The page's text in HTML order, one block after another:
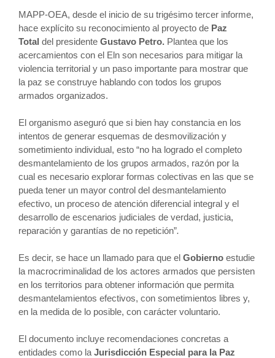
MAPP-OEA, desde el inicio de su trigésimo tercer informe,
hace explícito su reconocimiento al proyecto de Paz
Total del presidente Gustavo Petro. Plantea que los
acercamientos con el Eln son necesarios para mitigar la
violencia territorial y un paso importante para mostrar que
la paz se construye hablando con todos los grupos
armados organizados.
El organismo aseguró que si bien hay constancia en los
intentos de generar esquemas de desmovilización y
sometimiento individual, esto “no ha logrado el completo
desmantelamiento de los grupos armados, razón por la
cual es necesario explorar formas colectivas en las que se
pueda tener un mayor control del desmantelamiento
efectivo, un proceso de atención diferencial integral y el
desarrollo de escenarios judiciales de verdad, justicia,
reparación y garantías de no repetición”.
Es decir, se hace un llamado para que el Gobierno estudie
la macrocriminalidad de los actores armados que persisten
en los territorios para obtener información que permita
desmantelamientos efectivos, con sometimientos libres y,
en la medida de lo posible, con carácter voluntario.
El documento incluye recomendaciones concretas a
entidades como la Jurisdicción Especial para la Paz